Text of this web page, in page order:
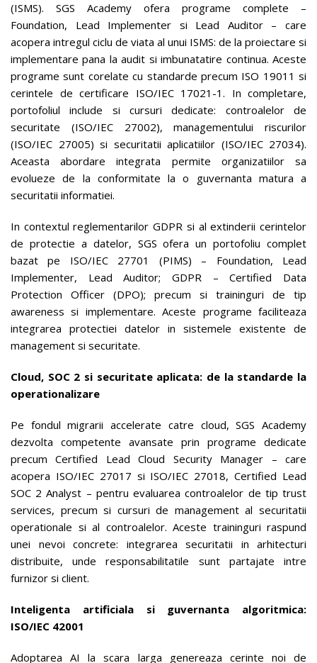
(ISMS). SGS Academy ofera programe complete –
Foundation, Lead Implementer si Lead Auditor – care
acopera intregul ciclu de viata al unui ISMS: de la proiectare si
implementare pana la audit si imbunatatire continua. Aceste
programe sunt corelate cu standarde precum ISO 19011 si
cerintele de certificare ISO/IEC 17021-1. In completare,
portofoliul include si cursuri dedicate: controalelor de
securitate (ISO/IEC 27002), managementului riscurilor
(ISO/IEC 27005) si securitatii aplicatiilor (ISO/IEC 27034).
Aceasta abordare integrata permite organizatiilor sa
evolueze de la conformitate la o guvernanta matura a
securitatii informatiei.
In contextul reglementarilor GDPR si al extinderii cerintelor
de protectie a datelor, SGS ofera un portofoliu complet
bazat pe ISO/IEC 27701 (PIMS) – Foundation, Lead
Implementer, Lead Auditor; GDPR – Certified Data
Protection Officer (DPO); precum si traininguri de tip
awareness si implementare. Aceste programe faciliteaza
integrarea protectiei datelor in sistemele existente de
management si securitate.
Cloud, SOC 2 si securitate aplicata: de la standarde la
operationalizare
Pe fondul migrarii accelerate catre cloud, SGS Academy
dezvolta competente avansate prin programe dedicate
precum Certified Lead Cloud Security Manager – care
acopera ISO/IEC 27017 si ISO/IEC 27018, Certified Lead
SOC 2 Analyst – pentru evaluarea controalelor de tip trust
services, precum si cursuri de management al securitatii
operationale si al controalelor. Aceste traininguri raspund
unei nevoi concrete: integrarea securitatii in arhitecturi
distribuite, unde responsabilitatile sunt partajate intre
furnizor si client.
Inteligenta artificiala si guvernanta algoritmica:
ISO/IEC 42001
Adoptarea AI la scara larga genereaza cerinte noi de